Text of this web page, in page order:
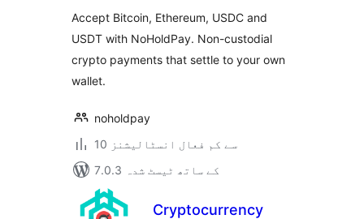
Accept Bitcoin, Ethereum, USDC and
USDT with NoHoldPay. Non-custodial
crypto payments that settle to your own
wallet.
noholdpay
10 سے کم فعال انسٹالیشنز
7.0.3 کے ساتھ ٹیسٹ شدہ
Cryptocurrency